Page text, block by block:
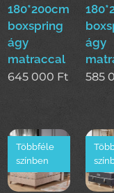
180*200cm
boxspring
ágy
matraccal
645 000 Ft
ágy
585
Többféle
színben